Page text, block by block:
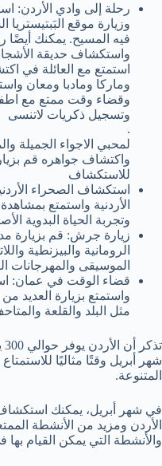
رحلة إلى وادي الأردن:
وزيارة موقع البَبتيستريا
فيه المسيح. يمكنك أيضًا
واستكشاف حديقة الأشجار
استمتع مع العائلة في
وماركا ومادبا ومعان
وقضاء وقت ممتع مع
وتسجيل ذكريات لاتنسى
.
لمحبي الاجواء الجميلة
واكتشاف جواهره قم
للاستكشاف
استكشاف الصحراء
الأردنية واستمتع
وتجربة الحياة البدوية
زيارة جرش: قم بزيارة
الرومانية والبيزنطية
الموسيقى
قضاء الوقت في عمان:
واستمتع بزيارة العديد من
مثل البلد والقلعة
شهر أبريل وقتًا مثاليًا
المتنوعة.
في شهر أبريل، يمكنك
الأردن ومزيد من الأنشطة
والأنشطة التي يمكن القيام